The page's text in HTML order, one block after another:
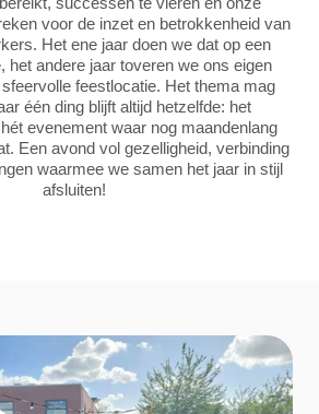
voor de inzet en betrokkenheid van
Het ene jaar doen we dat op een
het andere jaar toveren we ons eigen
feestlocatie. Het thema mag
één ding blijft altijd hetzelfde: het
evenement waar nog maandenlang
Een avond vol gezelligheid, verbinding
waarmee we samen het jaar in stijl
afsluiten!